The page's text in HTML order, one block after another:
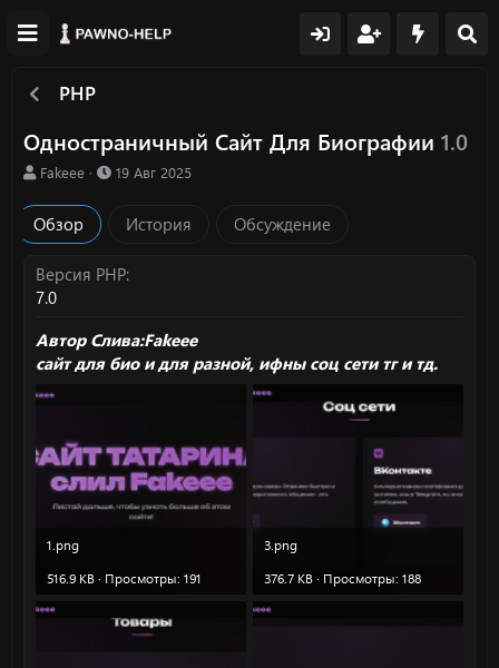
PHP
Одностраничный Сайт Для Биографии 1.0
А
т
о
Fakeee
Д
о
н
и
19 Авг 2025
Обзор История Обсуждение
Версия PHP
7.0
Автор Слива:Fakeee
сайт для био и для разной, ифны соц сети тг и тд.
1.png
516.9 KB · Просмотры: 191
3.png
376.7 KB · Просмотры: 188